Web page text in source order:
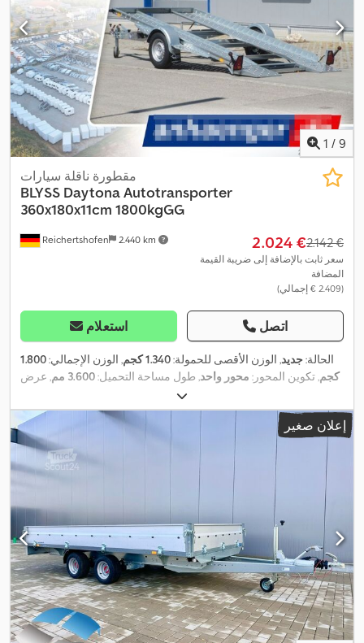
1 / 9
Reichertshofen 2.440 km
مقطورة ناقلة سيارات
BLYSS Daytona Autotransporter
360x180x11cm 1800kgGG
‏2.024 € ‏2.142 €
سعر ثابت بالإضافة إلى ضريبة القيمة
المضافة
(‏2.409 € إجمالي)
استعلام اتصل
الحالة:جديد, الوزن الأقصى للحمولة:1.340 كجم , الوزن الإجمالي:1.800
كجم , تكوين المحور: محور واحد , طول مساحة التحميل:3.600 مم
, عرض
1.800 مم
إعلان صغير